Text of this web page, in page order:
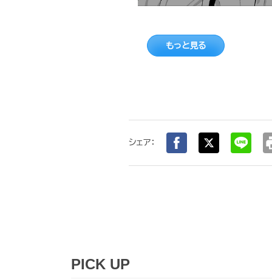
もっと見る
シェア：
PICK UP